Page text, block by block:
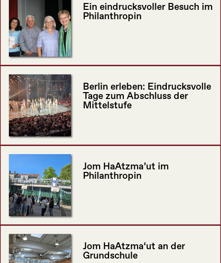
Ein eindrucksvoller Besuch im
Philanthropin
Berlin erleben: Eindrucksvolle
Tage zum Abschluss der
Mittelstufe
Jom HaAtzma’ut im
Philanthropin
Jom HaAtzma‘ut an der
Grundschule